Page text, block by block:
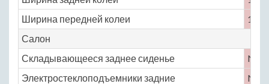
Ширина передней колеи
1463
Салон
Складывающееся заднее сиденье
No
Электростеклоподъемники задние
No